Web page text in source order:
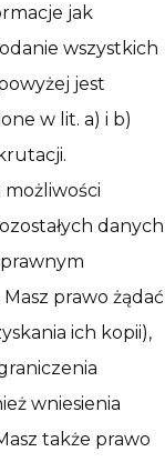
jak
wszystkich
jest
w lit. a) i b)
danych
prawo żądać
ich kopii),
wniesienia
także prawo